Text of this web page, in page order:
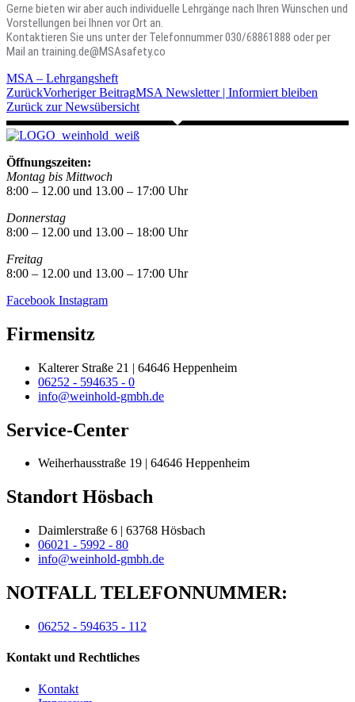
Gerne bieten wir aber auch individuelle Lehrgänge nach Ihren Wünschen und
Vorstellungen bei Ihnen vor Ort an.
Kontaktieren Sie uns unter der Telefonnummer 030/68861888 oder per
Mail an training.de@MSAsafety.co
MSA – Lehrgangsheft
ZurückVorheriger BeitragMSA Newsletter | Informiert bleiben
Zurück zur Newsübersicht
Öffnungszeiten:
Montag bis Mittwoch
8:00 – 12.00 und 13.00 – 17:00 Uhr
Donnerstag
8:00 – 12.00 und 13.00 – 18:00 Uhr
Freitag
8:00 – 12.00 und 13.00 – 17:00 Uhr
Facebook Instagram
Firmensitz
Kalterer Straße 21 | 64646 Heppenheim
06252 - 594635 - 0
info@weinhold-gmbh.de
Service-Center
Weiherhausstraße 19 | 64646 Heppenheim
Standort Hösbach
Daimlerstraße 6 | 63768 Hösbach
06021 - 5992 - 80
info@weinhold-gmbh.de
NOTFALL TELEFONNUMMER:
06252 - 594635 - 112
Kontakt und Rechtliches
Kontakt